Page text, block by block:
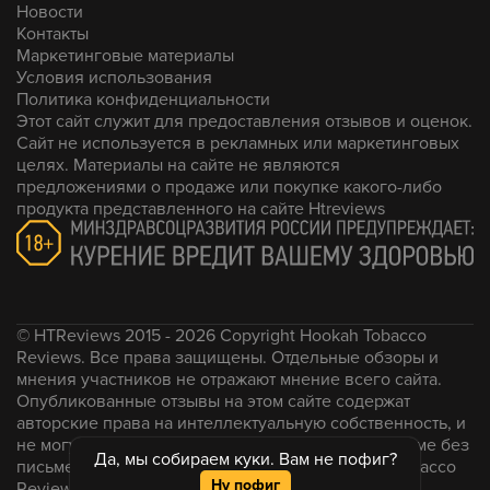
Да, мы собираем куки. Вам не пофиг?
Ну пофиг
Новости
Контакты
Маркетинговые материалы
Условия использования
Политика конфиденциальности
Этот сайт служит для предоставления отзывов и оценок.
Сайт не используется в рекламных или маркетинговых
целях. Материалы на сайте не являются
предложениями о продаже или покупке какого-либо
продукта представленного на сайте Htreviews
© HTReviews 2015 - 2026 Copyright Hookah Tobacco
Reviews. Все права защищены. Отдельные обзоры и
мнения участников не отражают мнение всего сайта.
Опубликованные отзывы на этом сайте содержат
авторские права на интеллектуальную собственность, и
не могут быть воспроизведены в какой-либо форме без
письменного согласия администрации Hookah Tobacco